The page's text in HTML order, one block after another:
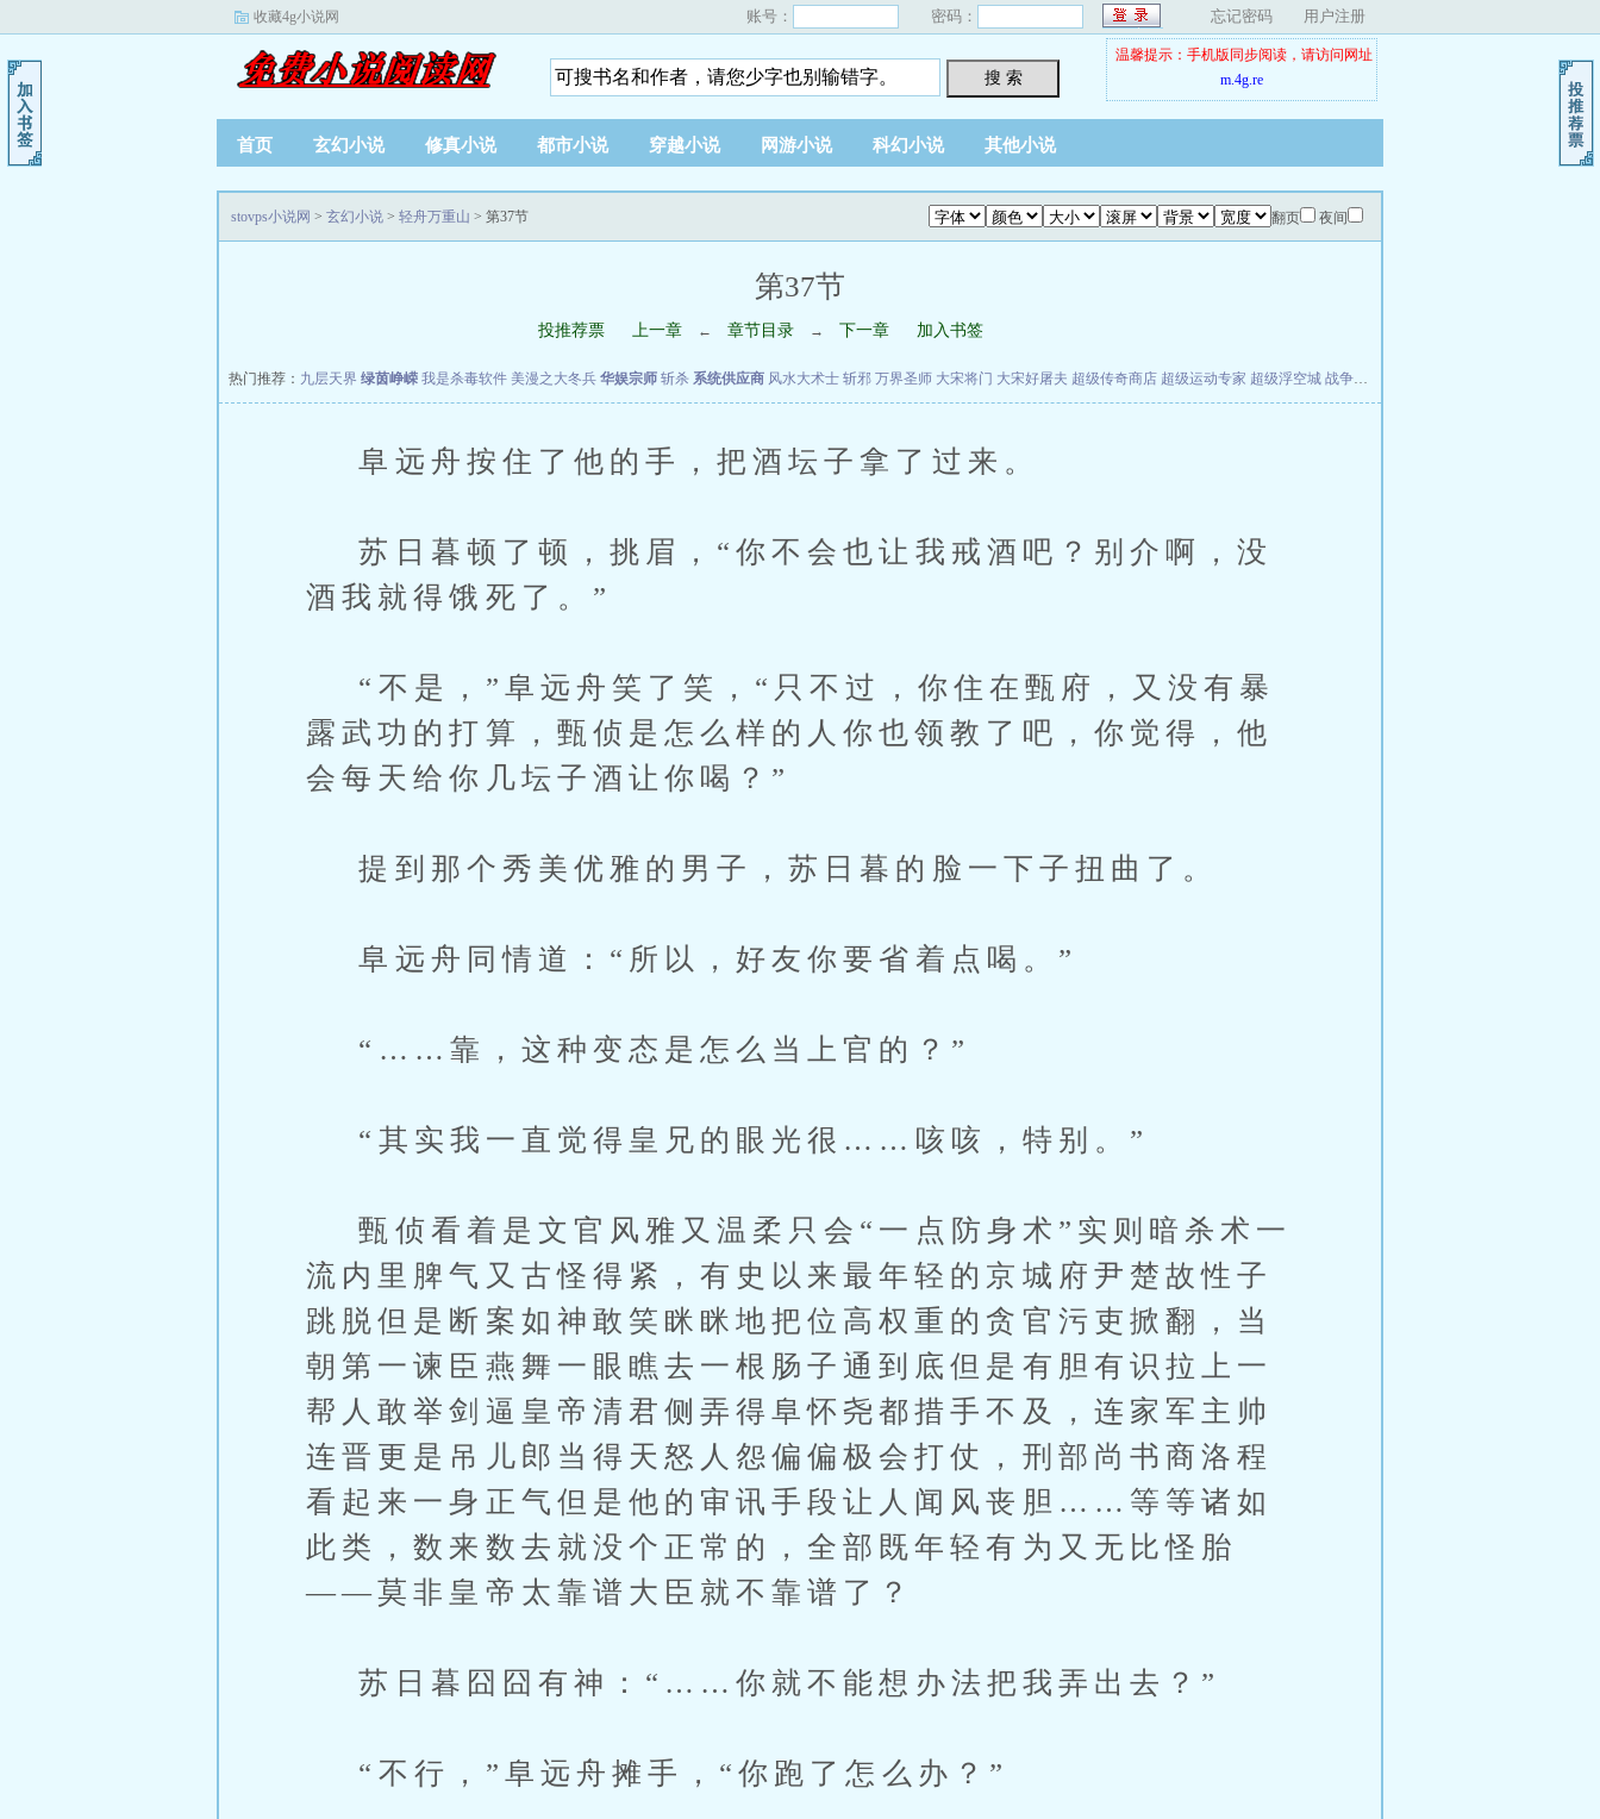
收藏4g小说网 账号： 密码： 忘记密码 用户注册
搜 索
温馨提示：手机版同步阅读，请访问网址
m.4g.re
首页 玄幻小说 修真小说 都市小说 穿越小说 网游小说 科幻小说 其他小说
翻页 夜间
stovps小说网 > 玄幻小说 > 轻舟万重山 > 第37节
第37节
投推荐票 上一章 ← 章节目录 → 下一章 加入书签
热门推荐： 九层天界 绿茵峥嵘 我是杀毒软件 美漫之大冬兵 华娱宗师 斩杀 系统供应商 风水大术士 斩邪 万界圣师 大宋将门 大宋好屠夫 超级传奇商店 超级运动专家 超级浮空城 战争天堂
阜远舟按住了他的手，把酒坛子拿了过来。
苏日暮顿了顿，挑眉，“你不会也让我戒酒吧？别介啊，没
酒我就得饿死了。”
“不是，”阜远舟笑了笑，“只不过，你住在甄府，又没有暴
露武功的打算，甄侦是怎么样的人你也领教了吧，你觉得，他
会每天给你几坛子酒让你喝？”
提到那个秀美优雅的男子，苏日暮的脸一下子扭曲了。
阜远舟同情道：“所以，好友你要省着点喝。”
“……靠，这种变态是怎么当上官的？”
“其实我一直觉得皇兄的眼光很……咳咳，特别。”
甄侦看着是文官风雅又温柔只会“一点防身术”实则暗杀术一
流内里脾气又古怪得紧，有史以来最年轻的京城府尹楚故性子
跳脱但是断案如神敢笑眯眯地把位高权重的贪官污吏掀翻，当
朝第一谏臣燕舞一眼瞧去一根肠子通到底但是有胆有识拉上一
帮人敢举剑逼皇帝清君侧弄得阜怀尧都措手不及，连家军主帅
连晋更是吊儿郎当得天怒人怨偏偏极会打仗，刑部尚书商洛程
看起来一身正气但是他的审讯手段让人闻风丧胆……等等诸如
此类，数来数去就没个正常的，全部既年轻有为又无比怪胎
——莫非皇帝太靠谱大臣就不靠谱了？
苏日暮囧囧有神：“……你就不能想办法把我弄出去？”
“不行，”阜远舟摊手，“你跑了怎么办？”